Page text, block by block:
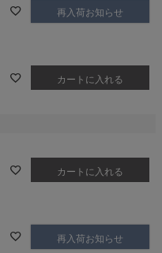
再入荷お知らせ
カートに入れる
カートに入れる
再入荷お知らせ